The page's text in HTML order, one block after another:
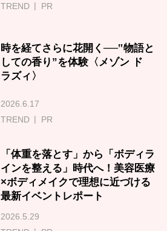
TREND
PR
時を経てさらに花開く──‟物語と
しての香り”を体験〈メゾン ド
ラズィ〉
2026.6.17
TREND
PR
「体重を落とす」から「ボディラ
インを整える」時代へ！美容医療
×ボディメイクで理想に近づける
最新イベントレポート
2026.5.29